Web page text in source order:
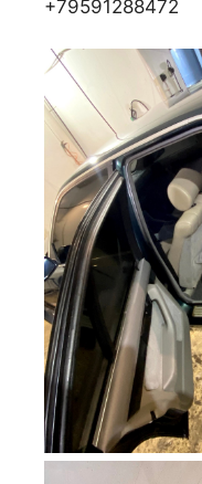
+79591288472